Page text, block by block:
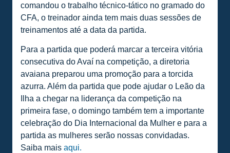
comandou o trabalho técnico-tático no gramado do
CFA, o treinador ainda tem mais duas sessões de
treinamentos até a data da partida.
Para a partida que poderá marcar a terceira vitória
consecutiva do Avaí na competição, a diretoria
avaiana preparou uma promoção para a torcida
azurra. Além da partida que pode ajudar o Leão da
Ilha a chegar na liderança da competição na
primeira fase, o domingo também tem a importante
celebração do Dia Internacional da Mulher e para a
partida as mulheres serão nossas convidadas.
Saiba mais aqui.